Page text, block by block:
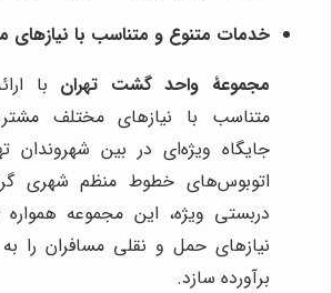
خدمات متنوع و متناسب با نیازهای
مجموعۀ واحد گشت تهران با
متناسب با نیازهای مختلف
جایگاه ویژه‌ای در بین شهروندان
اتوبوس‌های خطوط منظم شهری
دربستی ویژه، این مجموعه
نیازهای حمل و نقلی مسافران را
برآورده سازد.